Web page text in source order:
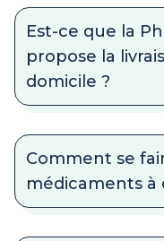
Est-ce que la
propose la
domicile ?
Comment se
médicaments à